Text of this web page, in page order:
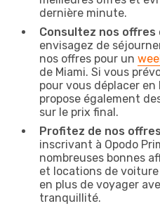
dernière minute.
Consultez nos offres
envisagez de
nos offres pour un
de Miami. Si vous
pour vous déplacer
propose également
sur le prix final.
Profitez de nos
inscrivant à Opodo
nombreuses bonnes
et locations de
en plus de voyager
tranquillité.